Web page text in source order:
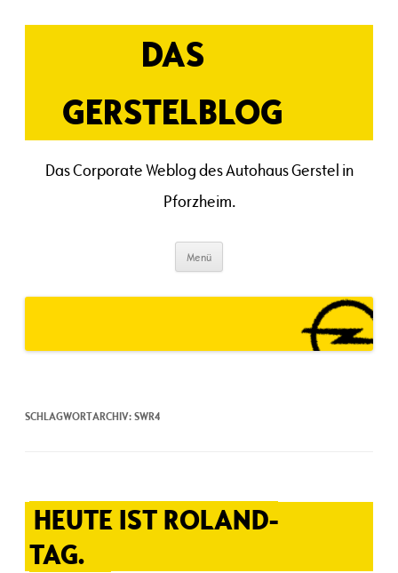
Inhalt
DAS
GERSTELBLOG
Das Corporate Weblog des Autohaus Gerstel in
Pforzheim.
Menü
SCHLAGWORTARCHIV:SWR4
HEUTE IST ROLAND-
TAG.